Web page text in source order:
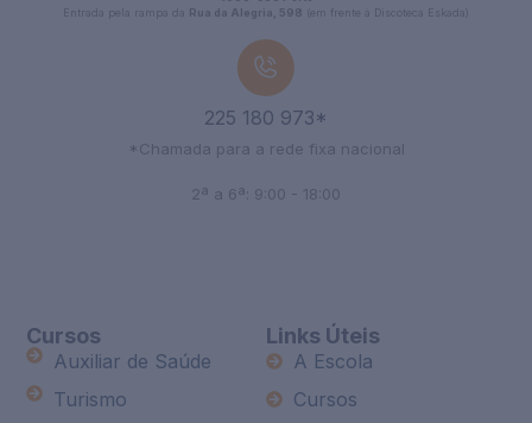
Links Úteis
A Escola
Cursos
Cursos
Auxiliar de Saúde
Turismo
Entrada pela rampa da Rua da Alegria, 598 (em frente à Discoteca Eskada)
225 180 973*
*Chamada para a rede fixa nacional
2ª a 6ª: 9:00 - 18:00